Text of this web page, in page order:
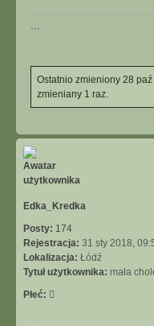
...
Ostatnio zmieniony 28
zmieniany 1 raz.
Edka_Kredka
Posty: 174
Rejestracja: 31 sty 2018,
Lokalizacja: Łódź
Tytuł użytkownika: mała
Płeć: